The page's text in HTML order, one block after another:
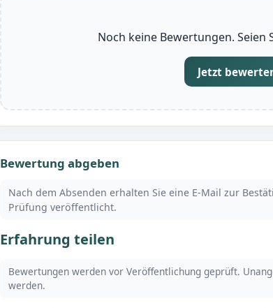
Noch keine Bewertungen. Seien
Jetzt
Bewertung abgeben
Nach dem Absenden erhalten Sie eine E-Mail zur
Prüfung veröffentlicht.
Erfahrung teilen
Bewertungen werden vor Veröffentlichung geprüft.
werden.